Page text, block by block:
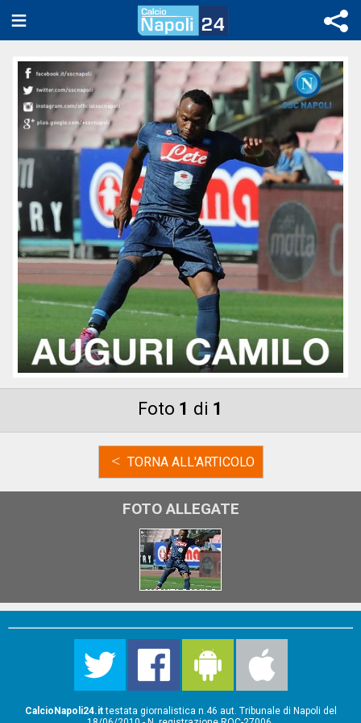
Foto 1 di 1
< TORNA ALL'ARTICOLO
FOTO ALLEGATE
CalcioNapoli24.ittestata giornalistica n.46 aut. Tribunale di Napoli del